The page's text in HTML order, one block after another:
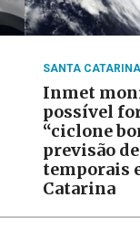
SANTA CATARINA
Inmet
possível
“ciclone
previsão de
temporais
Catarina